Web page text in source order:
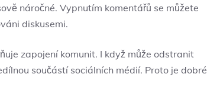
náročné. Vypnutím komentářů se můžete
diskusemi.
zapojení komunit. I když může odstranit
součástí sociálních médií. Proto je dobré